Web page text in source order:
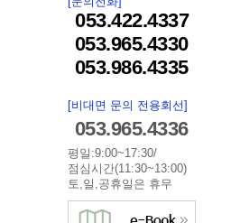
053.422.4337
053.965.4330
053.986.4335
[비대면 문의 전용회선]
053.965.4336
평일:9:00~17:30/
점심시간(11:30~13:00)
토,일,공휴일은 휴무